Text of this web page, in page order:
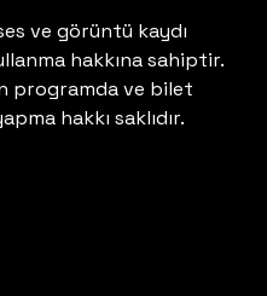
ve görüntü kaydı
hakkına sahiptir.
programda ve bilet
hakkı saklıdır.